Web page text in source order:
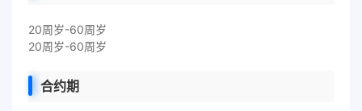
20周岁-60周岁
20周岁-60周岁
合约期